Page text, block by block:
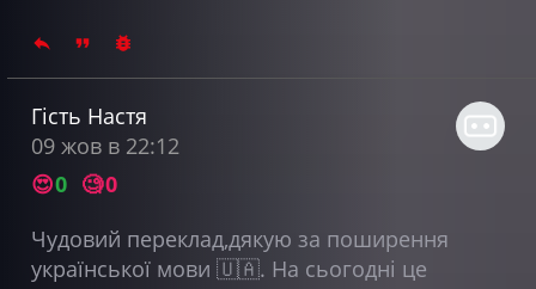
Гість Настя
09 жов в 22:12
😍0 🧐0
Чудовий переклад,дякую за поширення
української мови 🇺🇦. На сьогодні це